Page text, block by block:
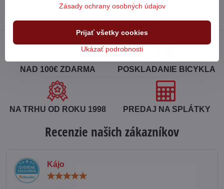
NAD 100€ ZDARMA POSKLADANIE BICYKLA
NA TRHU OD ROKU 1998 PREDAJ NA SPLÁTKY
Recenzie našich zákazníkov
Kájo
Zásady ochrany osobných údajov
Ukázať podrobnosti
Prijať všetky cookies